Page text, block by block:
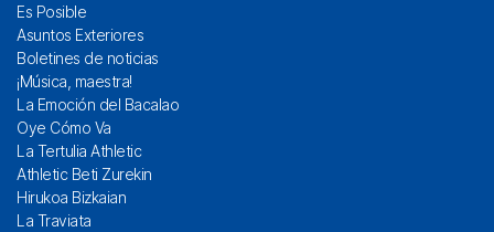
Es Posible
Asuntos Exteriores
Boletines de noticias
¡Música, maestra!
La Emoción del Bacalao
Oye Cómo Va
La Tertulia Athletic
Athletic Beti Zurekin
Hirukoa Bizkaian
La Traviata